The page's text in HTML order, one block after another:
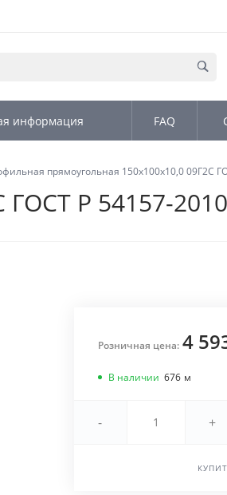
информация FAQ
прямоугольная 150х100х10,0 09Г2С
ГОСТ Р 54157-2010
Розничная цена: 4
В наличии 676 м
- +